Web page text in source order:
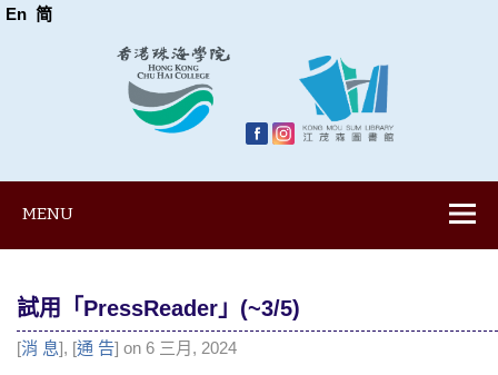
En 简
MENU
試用「PressReader」(~3/5)
[消 息], [通 告] on 6 三月, 2024